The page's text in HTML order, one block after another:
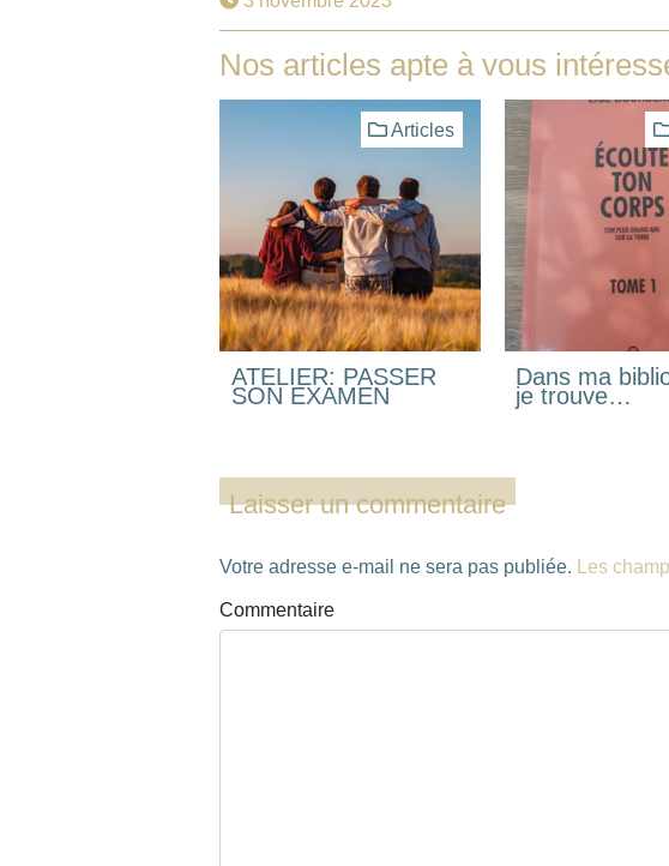
Laisser un commentaire
Votre adresse e-mail ne sera pas publiée. Les
Commentaire
Nos articles apte à vous
Articles
ATELIER: PASSER
SON EXAMEN
Dans ma
je trouve…